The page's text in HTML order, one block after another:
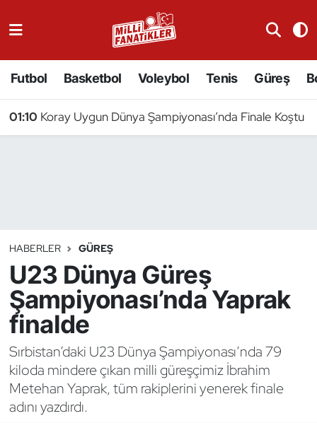
Futbol Basketbol Voleybol Tenis Güreş
01:10 Koray Uygun Dünya Şampiyonası’nda Finale Koştu
HABERLER GÜREŞ
U23 Dünya Güreş
Şampiyonası’nda Yaprak
finalde
Sırbistan’daki U23 Dünya Şampiyonası’nda 79
kiloda mindere çıkan milli güreşçimiz İbrahim
Metehan Yaprak, tüm rakiplerini yenerek finale
adını yazdırdı.
Badminton
Binicilik
Bisiklet
Bocce Bowling Dart
Boks
Briç